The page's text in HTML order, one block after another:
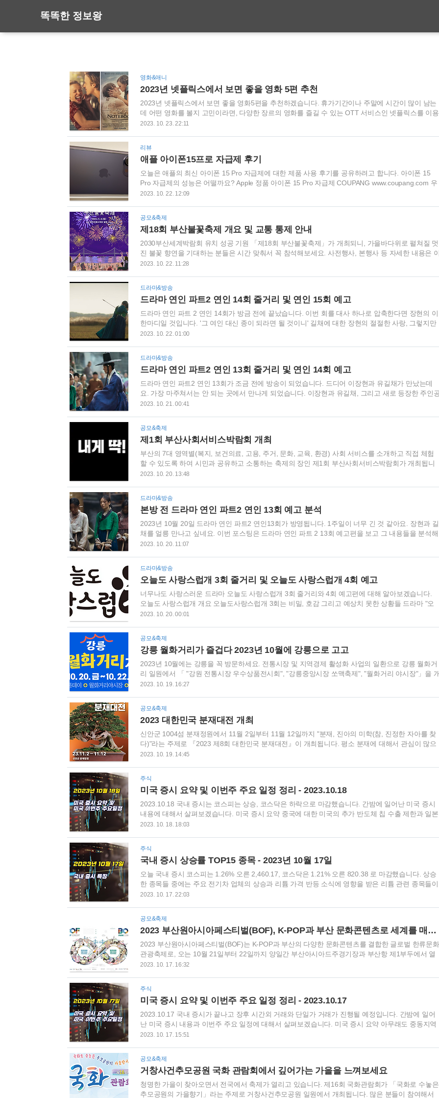
똑똑한 정보왕
영화&애니
2023년 넷플릭스에서 보면 좋을 영화 5편 추천
2023년 넷플릭스에서 보면 좋을 영화5편을 추천하겠습니다. 휴가기간이나 주말에 시간이 많이 남는
데 어떤 영화를 볼지 고민이라면, 다양한 장르의 영화를 즐길 수 있는 OTT 서비스인 넷플릭스를 이용
해보세요. 이번 포스팅에서는 2023년에 넷플릭스에서 관람할 수 있는 좋은 영화 5편을 추천해 드리
소설을 바탕으로 하여, 사랑과 기억의 힘에 대한 이야기를 담고 있습니다. 영화는 여름과 겨울, 두 시
즌에 걸쳐 진행되며, 두 주인공의 순수하고 감동적인 사랑 이야기를 그려내고 있습니다. "노트북"은
로맨스 영화의 대표..
2023. 10. 23. 22:11
리뷰
애플 아이폰15프로 자급제 후기
오늘은 애플의 최신 아이폰 15 Pro 자급제에 대한 제품 사용 후기를 공유하려고 합니다. 아이폰 15
Pro 자급제의 성능은 어떨까요? Apple 정품 아이폰 15 Pro 자급제 COUPANG www.coupang.com 우
선, 아이폰 15 Pro 자급제의 성능을 얘기해볼게요. 이번 모델은 정말 놀라울 만큼 빠릅니다! 멀티태스
추합니다! 화면과 디자인에 대해 알아볼까요? Apple 정품 아이폰 15 Pro 자급제 COUPANG
www.coupang.com 아이폰 15 Pro 자급제의 화면과 디자인..
2023. 10. 22. 12:09
공모&축제
제18회 부산불꽃축제 개요 및 교통 통제 안내
2030부산세계박람회 유치 성공 기원 「제18회 부산불꽃축제」가 개최되니, 가을바다위로 펼쳐질 멋
진 불꽃 향연을 기대하는 분들은 시간 맞춰서 꼭 참석해보세요. 사전행사, 본행사 등 자세한 내용은
전 포스팅을 참고하세요. 부산불꽃축제로 2030 부산세계박람회 유치 의사를 세계에 알리다 부산불
info.updokorea.com 제18회 부산불꽃축제 일시 - 2023. 11. 4.(토) 14:00 ~ 21:00, 본행사 불꽃축제는
20:00 시작합니다. 장소 - 광안리해수욕장, 이기대, 동백섬 일원 내용 - 사전행사(불꽃 토크..
2023. 10. 22. 11:28
드라마&방송
드라마 연인 파트2 연인 14회 줄거리 및 연인 15회 예고
드라마 연인 파트 2 연인 14회가 방금 전에 끝났습니다. 이번 회를 대사 하나로 압축한다면 장현의 이
한마디일 것입니다. '그 여인 대신 종이 되라면 될 것이니' 길채에 대한 장현의 절절한 사랑, 그렇지만
그 사랑을 받아줄 수 없는 길채, 그 사랑을 부숴버리고 장현을 쟁취하고자 하는 각화. 각화는 마치 불
마 연인은 역사드라마, 로맨스 감동드라마 방송시간 MBC에서 금요일과 토요일 오후9시 50분 방영
파트1 10부작, 2023.8.4.(금)~2023.9.2.(토) 파트2 10부작, 2023.10.13.(금)~..
2023. 10. 22. 01:00
드라마&방송
드라마 연인 파트2 연인 13회 줄거리 및 연인 14회 예고
드라마 연인 파트2 연인 13회가 조금 전에 방송이 되었습니다. 드디어 이장현과 유길채가 만났는데
요. 가장 마주쳐서는 안 되는 곳에서 만나게 되었습니다. 이장현과 유길채, 그리고 새로 등장한 주인
각화까지 오늘 방영된 13회가 어떤 스토리였는지 줄거리에 대해 살펴보겠습니다. 드라마 연인 파트2
(금)~2023.11.11.(토) 출연 주요 인물은 남궁민,안은진,이학주,이다인 연인13회 - 운명을 거스르는 만
남과 이별 연인13회 줄거리 드라마 '연인 파트 2' 제13회는 기다리고 기다리던..
2023. 10. 21. 00:41
공모&축제
제1회 부산사회서비스박람회 개최
부산의 7대 영역별(복지, 보건의료, 고용, 주거, 문화, 교육, 환경) 사회 서비스를 소개하고 직접 체험
할 수 있도록 하여 시민과 공유하고 소통하는 축제의 장인 제1회 부산사회서비스박람회가 개최됩니
다. 관심있는 분들은 아래 내용을 참고해주세요. 부산사회서비스박람회 개요 제1회 부산사회서비스
(사회서비스 7대 분야), 부대행사 등 사회서비스7대 분야란? 복지, 보건의료, 고용, 주거, 문화, 교육,
환경 개막식(1일차 15:00 ~ 15:20) - 식전 축하 공연(아카펠라 공연, ..
2023. 10. 20. 13:48
드라마&방송
본방 전 드라마 연인 파트2 연인 13회 예고 분석
2023년 10월 20일 드라마 연인 파트2 연인13회가 방영됩니다. 1주일이 너무 긴 것 같아요. 장현과 길
채를 얼릉 만나고 싶네요. 이번 포스팅은 드라마 연인 파트 2 13회 예고편을 보고 그 내용들을 분석해
보겠습니다. 드라마 연인 전체 줄거리 드라마 소개 드라마 연인은 역사드라마, 로맨스 감동드라마 방
입니다 남궁민 : 이장현 역 안은진 : 유길채 역 이학주 : 남연준 역 이다인 : 경은애 역 김윤우 : 량음 역
이청아 : 각화 역 그 외에도 많은 배우들이 다양..
2023. 10. 20. 11:07
드라마&방송
오늘도 사랑스럽개 3회 줄거리 및 오늘도 사랑스럽개 4회 예고
너무나도 사랑스러운 드라마 오늘도 사랑스럽개 3회 줄거리와 4회 예고편에 대해 알아보겠습니다.
오늘도 사랑스럽개 개요 오늘도사랑스럽개 3회는 비밀, 호감 그리고 예상치 못한 상황들 드라마 "오
늘도 사랑스럽게" 3회는 "비밀, 호감 그리고 예상치 못한 상황들" 이라고 제목을 지어봤습니다. 그러
였습니다. 율이는 서원 선생님의 조카로, 엄마가 호주에 있을 동안 서원 선생님이 맡아주고 있었습니
다. 이런 상황에서 해나와 율이는 서로의 비밀을 알게 되었으며, 이를 통해 두 사람은 더욱 가까워집
다. 하지만 이들 간에 ..
2023. 10. 20. 00:01
공모&축제
강릉 월화거리가 즐겁다 2023년 10월에 강릉으로 고고
2023년 10월에는 강릉을 꼭 방문하세요. 전통시장 및 지역경제 활성화 사업의 일환으로 강릉 월화거
리 일원에서 「 "강원 전통시장 우수상품전시회", "강릉중앙시장 쏘맥축제", "월화거리 야시장"」을
최합니다. 볼거리, 마실거리, 체험할 것이 넘쳐나는 강릉 안 갈 이유가 없겠죠? 지금부터 하나씩 살펴
래장터 등 부스 70개소, 공연·이벤트장 운영 등 2023 강릉중앙시장 쏘맥축제 일시와 장소는?
‘23.10.20.(금) ~ 21.(토) 16:00 ~22:00 / 중앙·성남 시장 안 ..
2023. 10. 19. 16:27
공모&축제
2023 대한민국 분재대전 개최
신안군 1004섬 분재정원에서 11월 2일부터 11월 12일까지 "분재, 진아의 미학(참, 진정한 자아를 찾
다)"라는 주제로 『2023 제8회 대한민국 분재대전』이 개최됩니다. 평소 분재에 대해서 관심이 많으
신 분들은 방문해보시면 좋을 것 같습니다. 2023 대한민국 분재대전 대한민국 분재대전 기간 2023.
상식, 축사 등 분재전시: 경연작품, 신안군특별전, 소품분재 페어 등 분재교실: 분재교육, 분재관련 자
재 판매 구 분 장 소 내 용 비 고 분재대전 분재원 • 예..
2023. 10. 19. 14:45
주식
미국 증시 요약 및 이번주 주요 일정 정리 - 2023.10.18
2023.10.18 국내 증시는 코스피는 상승, 코스닥은 하락으로 마감했습니다. 간밤에 일어난 미국 증시
내용에 대해서 살펴보겠습니다. 미국 증시 요약 중국에 대한 미국의 추가 반도체 칩 수출 제한과 일본
국채 경매의 약세로 인해 개장 전부터 반도체 주가에 악영향을 주었습니다. 이어진 소매판매의 예상
이 중동 사태 확전을 막을 수 있다는 일부 낙관론이 나오면서 미국 증시는 다시 반등하기 시작했습니
다. 그러나 병원 공격으로 인한 사망자 소식에 중동 사태가 다소 격앙되면서 증시는 다시 힘을 잃었습
니다. 에너지, 소재, 금융 ..
2023. 10. 18. 18:03
주식
국내 증시 상승률 TOP15 종목 - 2023년 10월 17일
오늘 국내 증시 코스피는 1.26% 오른 2,460.17, 코스닥은 1.21% 오른 820.38 로 마감했습니다. 상승
한 종목들 중에는 주요 전기차 업체의 상승과 리튬 가격 반등 소식에 영향을 받은 리튬 관련 종목들이
많았습니다. 또한 세브란스병원의 중입자 치료기 가동 예정 소식에 관련된 종목들도 상승하였으며,
세가 주를 이룬 것으로 보입니다.그러면, 2023년 10월 17일, 국내 주식 시장에서 가장 높은 상승률을
기록한 TOP15 종목을 소개합니다. 국내 증시 상승률 TOP15 종목 2023년 10월 17일, 주..
2023. 10. 17. 22:03
공모&축제
2023 부산원아시아페스티벌(BOF), K-POP과 부산 문화콘텐츠로 세계를 매료시킬 예정
2023 부산원아시아페스티벌(BOF)는 K-POP과 부산의 다양한 문화콘텐츠를 결합한 글로벌 한류문화
관광축제로, 오는 10월 21일부터 22일까지 양일간 부산아시아드주경기장과 부산항 제1부두에서 열
립니다. K-POP을 좋아하는 분들이라면 부산원아시아페스티벌(BOF) 참여해서 즐거운 축제를 즐겨
푸드 등) / K-POP홀릭, BOF홀릭, Busan홀릭 K-POP 콘서트 일시 및 장소 2023. 10. 21.(토)
18:30~21:20 장소는 부산아시아드주경기장 내용 글로벌 한류 ..
2023. 10. 17. 16:32
주식
미국 증시 요약 및 이번주 주요 일정 정리 - 2023.10.17
2023.10.17 국내 증시가 끝나고 장후 시간외 거래와 단일가 거래가 진행될 예정입니다. 간밤에 일어
난 미국 증시 내용과 이번주 주요 일정에 대해서 살펴보겠습니다. 미국 증시 요약 아무래도 중동지역
분쟁이 현재로서는 가장 큰 이슈입니다.미국과 국제사회가 확전 방지를 위한 외교적 노력을 지속적
세로 미국이 베네수엘라 석유 산업에 대한 제재를 완화할 것이라는 기대감이 커지면서 유가가 하락
였고, 천연가스 가격은 안정세를 나타냈습니다. 연준인사 발언과 중국 증시 등 이날 Fed 하커는 '연준
은 아마도 금리 인상을 끝냈을 ..
2023. 10. 17. 15:51
공모&축제
거창사건추모공원 국화 관람회에서 깊어가는 가을을 느껴보세요
청명한 가을이 찾아오면서 전국에서 축제가 열리고 있습니다. 제16회 국화관람회가 「국화로 수놓은
추모공원의 가을향기」라는 주제로 거창사건추모공원 일원에서 개최됩니다. 많은 분들이 참여해서